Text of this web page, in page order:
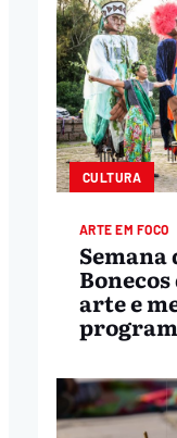
CULTURA
ARTE EM FOCO
Semana
arte e